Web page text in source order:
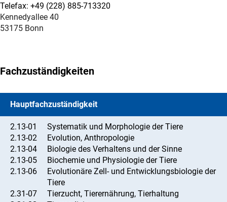
Telefax: +49 (228) 885-713320
Kennedyallee 40
53175 Bonn
Fachzuständigkeiten
Hauptfachzuständigkeit
2.13-01
Systematik und Morphologie der Tiere
2.13-02
Evolution, Anthropologie
2.13-04
Biologie des Verhaltens und der Sinne
2.13-05
Biochemie und Physiologie der Tiere
2.13-06
Evolutionäre Zell- und Entwicklungsbiologie der
Tiere
2.31-07
Tierzucht, Tierernährung, Tierhaltung